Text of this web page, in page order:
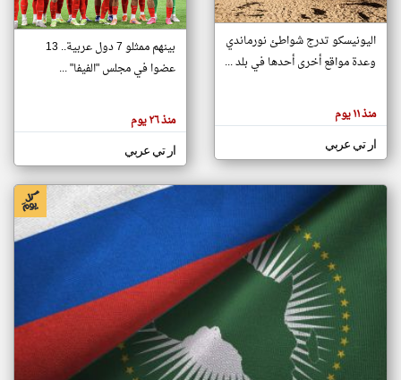
تغيير الدولة
اخبار جزر القمر على مدار الساعة
أهم اخبار جزر القمر العاجلة والمباشرة
هنا عن
وجهة
كاتبيها.
اليونيسكو تدرج شواطئ نورماندي
وعدة مواقع أخرى أحدها في بلد ...
منذ ١١ يوم
ار تي عربي
بينهم ممثلو 7 دول عربية.. 13
عضوا في مجلس "الفيفا" ...
منذ ٢٦ يوم
ار تي عربي
klyoum.com